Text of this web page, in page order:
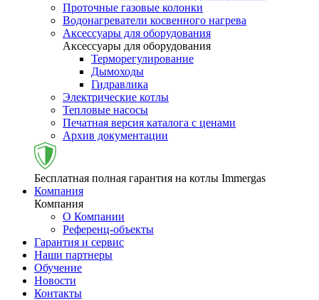
Проточные газовые колонки
Водонагреватели косвенного нагрева
Аксессуары для оборудования
Аксессуары для оборудования
Терморегулирование
Дымоходы
Гидравлика
Электрические котлы
Тепловые насосы
Печатная версия каталога с ценами
Архив документации
Бесплатная полная гарантия на котлы Immergas
Компания
Компания
О Компании
Референц-объекты
Гарантия и сервис
Наши партнеры
Обучение
Новости
Контакты